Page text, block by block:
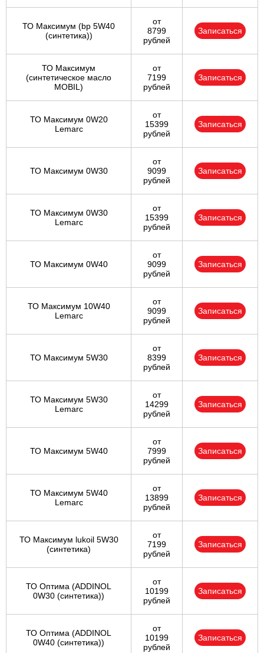
ТО Максимум (bp 5W40
(синтетика))
от
8799
рублей
Записаться
ТО Максимум
(cинтетическое масло
MOBIL)
от
7199
рублей
Записаться
ТО Максимум 0W20
Lemarc
от
15399
рублей
Записаться
ТО Максимум 0W30
от
9099
рублей
Записаться
ТО Максимум 0W30
Lemarc
от
15399
рублей
Записаться
ТО Максимум 0W40
от
9099
рублей
Записаться
ТО Максимум 10W40
Lemarc
от
9099
рублей
Записаться
ТО Максимум 5W30
от
8399
рублей
Записаться
ТО Максимум 5W30
Lemarc
от
14299
рублей
Записаться
ТО Максимум 5W40
от
7999
рублей
Записаться
ТО Максимум 5W40
Lemarc
от
13899
рублей
Записаться
ТО Максимум lukoil 5W30
(синтетика)
от
7199
рублей
Записаться
ТО Оптима (ADDINOL
0W30 (синтетика))
от
10199
рублей
Записаться
ТО Оптима (ADDINOL
0W40 (синтетика))
от
10199
рублей
Записаться